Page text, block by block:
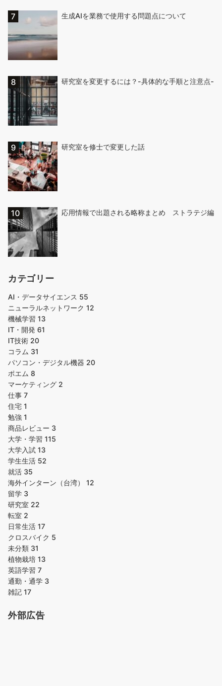
生成AIを業務で使用する問題点について
研究室を変更するには？-具体的な手順と注意点-
研究室を修士で変更した話
応用情報で出題される略称まとめ ストラテジ編
カテゴリー
AI・データサイエンス 55
ニューラルネットワーク 12
機械学習 13
IT・開発 61
IT技術 20
コラム 31
パソコン・デジタル機器 20
ポエム 8
マーケティング 2
仕事 7
住宅 1
勉強 1
商品レビュー 3
大学・学習 115
大学入試 13
学生生活 52
就活 35
海外インターン（台湾） 12
留学 3
研究室 22
転室 2
日常生活 17
クロスバイク 5
未分類 31
植物栽培 13
英語学習 7
通勤・通学 3
雑記 17
外部広告